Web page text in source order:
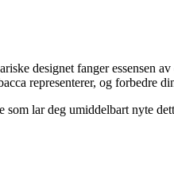
designet fanger essensen
representerer, og forbedre
lar deg umiddelbart nyte